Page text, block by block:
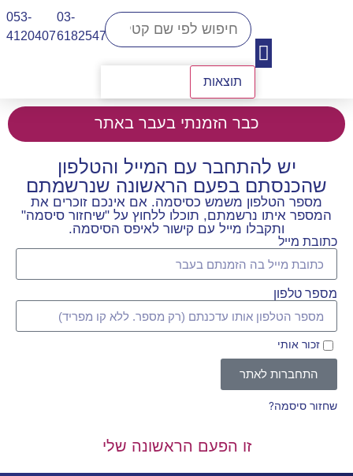
תוצאות
03-
6182547
053-
4120407​
כבר הזמנתי בעבר באתר
זו הפעם הראשונה שלי
יש להתחבר עם המייל והטלפון
שהכנסתם בפעם הראשונה שנרשמתם
מספר הטלפון משמש כסיסמה. אם אינכם זוכרים את
המספר איתו נרשמתם, תוכלו ללחוץ על "שיחזור סיסמה"
ותקבלו מייל עם קישור לאיפס הסיסמה.
כתובת מייל
מספר טלפון
זכור אותי
התחברות לאתר
שחזור סיסמה?